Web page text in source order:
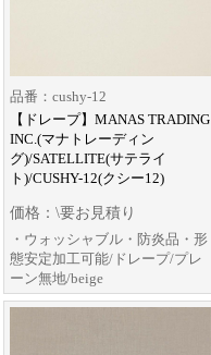
品番：cushy-12
【ドレープ】MANAS TRADING
INC.(マナトレーディン
グ)/SATELLITE(サテライ
ト)/CUSHY-12(クシー12)
価格：\要お見積り
・ウォッシャブル・防炎品・形
態安定加工可能/ドレープ/プレ
ーン無地/beige